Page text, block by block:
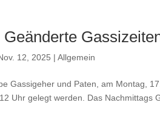
12, 2025 |Allgemein
Gassigeher und Paten, am Montag,
Uhr gelegt werden. Das